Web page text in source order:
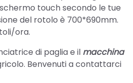
touch secondo le tue
del rotolo è 700*690mm.
ora.
di paglia e il macchina
Benvenuti a contattarci